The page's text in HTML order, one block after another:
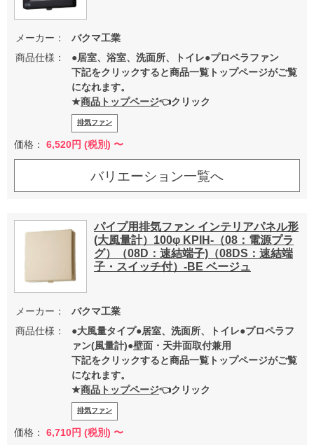
メーカー：
バクマ工業
商品仕様：
●居室、浴室、洗面所、トイレ●プロペラファン
下記をクリックすると商品一覧トップページがご覧
になれます。
★商品トップページ👈クリック
排気ファン
価格： 6,520円 (税別) 〜
バリエーション一覧へ
パイプ用排気ファン インテリアパネル形
(大風量計）100φ KPIH-（08：電源プラ
グ）（08D：速結端子)（08DS：速結端
子・スイッチ付）-BE ベージュ
メーカー：
バクマ工業
商品仕様：
●大風量タイプ●居室、洗面所、トイレ●プロペラフ
ァン(風量計)●壁面・天井面取付兼用
下記をクリックすると商品一覧トップページがご覧
になれます。
★商品トップページ👈クリック
排気ファン
価格： 6,710円 (税別) 〜